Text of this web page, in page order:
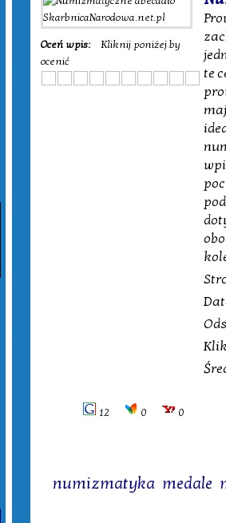
Oceń wpis:
Kliknij poniżej by
ocenić
te
12 0 0
numizmatyka medale